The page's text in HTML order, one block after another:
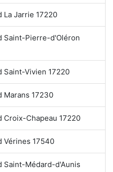
La Jarrie 17220
Saint-Pierre-d'Oléron
Saint-Vivien 17220
Marans 17230
Croix-Chapeau 17220
Vérines 17540
Saint-Médard-d'Aunis